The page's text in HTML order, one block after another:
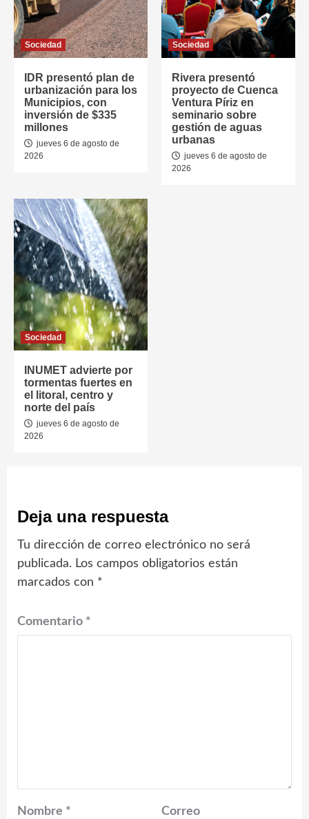
Sociedad
IDR presentó plan de
urbanización para los
Municipios, con
inversión de $335
millones
jueves 6 de agosto de
2026
Sociedad
Rivera presentó
proyecto de Cuenca
Ventura Píriz en
seminario sobre
gestión de aguas
urbanas
jueves 6 de agosto de
2026
Sociedad
INUMET advierte por
tormentas fuertes en
el litoral, centro y
norte del país
jueves 6 de agosto de
2026
Deja una respuesta
Tu dirección de correo electrónico no será
publicada. Los campos obligatorios están
marcados con *
Comentario *
Nombre *
Correo